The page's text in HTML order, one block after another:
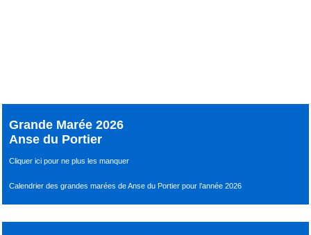
Grande Marée 2026
Anse du Portier
Cliquer ici pour ne plus les manquer
Calendrier des grandes marées de Anse du Portier pour l’année 2026